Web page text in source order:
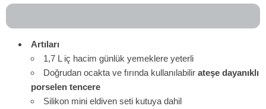
Artıları
1,7 L iç hacim günlük yemeklere yeterli
Doğrudan ocakta ve fırında kullanılabilir ateşe dayanıklı
porselen tencere
Silikon mini eldiven seti kutuya dahil